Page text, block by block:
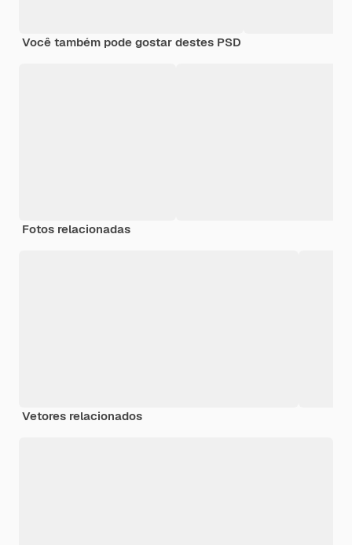
Você também pode gostar destes PSD
Fotos relacionadas
Vetores relacionados